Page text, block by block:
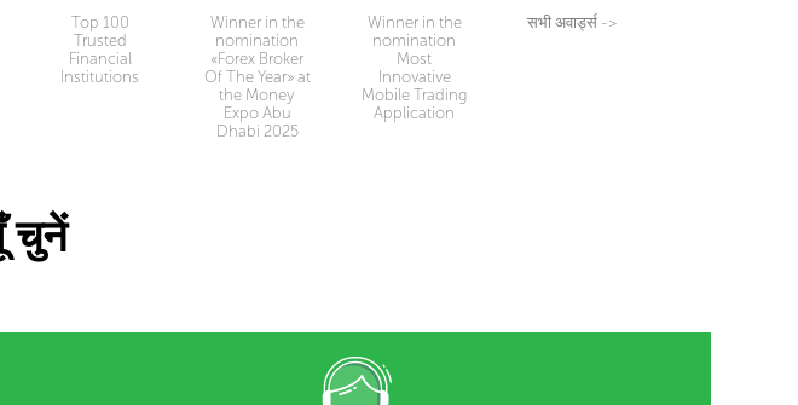
Top 100
Trusted
Financial
Institutions
Winner in the
nomination
«Forex Broker
Of The Year» at
the Money
Expo Abu
Dhabi 2025
Winner in the
nomination
Most
Innovative
Mobile Trading
Application
सभी अवार्ड्स ->
चुनें